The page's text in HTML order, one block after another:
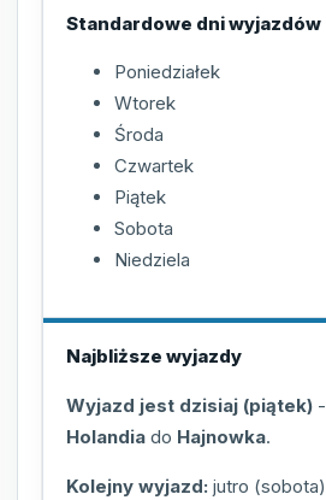
Standardowe dni wyjazdów
Poniedziałek
Wtorek
Środa
Czwartek
Piątek
Sobota
Niedziela
Najbliższe wyjazdy
Wyjazd jest dzisiaj (piątek) -
Holandia do Hajnowka.
Kolejny wyjazd: jutro (sobota)